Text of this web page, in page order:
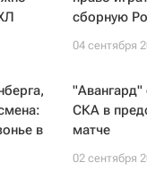
сборную
04 сентября
в
"Авангард"
СКА в
матче
02 сентября